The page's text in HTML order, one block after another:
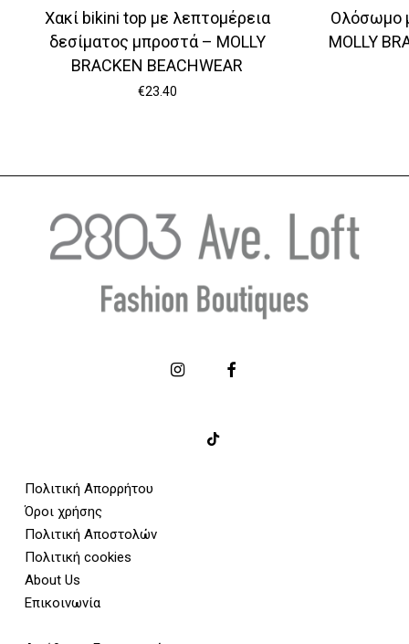
Χακί bikini top με λεπτομέρεια
δεσίματος μπροστά – MOLLY
BRACKEN BEACHWEAR
€23.40
Ολόσωμο
MOLLY
Πολιτική Απορρήτου
Όροι χρήσης
Πολιτική Αποστολών
Πολιτική cookies
About Us
Επικοινωνία